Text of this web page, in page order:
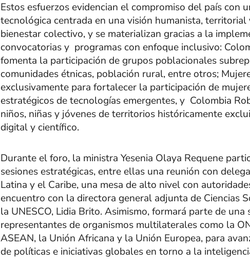
Estos esfuerzos evidencian el compromiso del país con
tecnológica centrada en una visión humanista,
bienestar colectivo, y se materializan gracias a la
convocatorias y programas con enfoque inclusivo:
fomenta la participación de grupos poblacionales
comunidades étnicas, población rural, entre otros;
exclusivamente para fortalecer la participación de
estratégicos de tecnologías emergentes, y Colombia
niños, niñas y jóvenes de territorios históricamente
digital y científico.
Durante el foro, la ministra Yesenia Olaya Requene
sesiones estratégicas, entre ellas una reunión con
Latina y el Caribe, una mesa de alto nivel con
encuentro con la directora general adjunta de Ciencias
la UNESCO, Lidia Brito. Asimismo, formará parte de una
representantes de organismos multilaterales como la
ASEAN, la Unión Africana y la Unión Europea, para
de políticas e iniciativas globales en torno a la